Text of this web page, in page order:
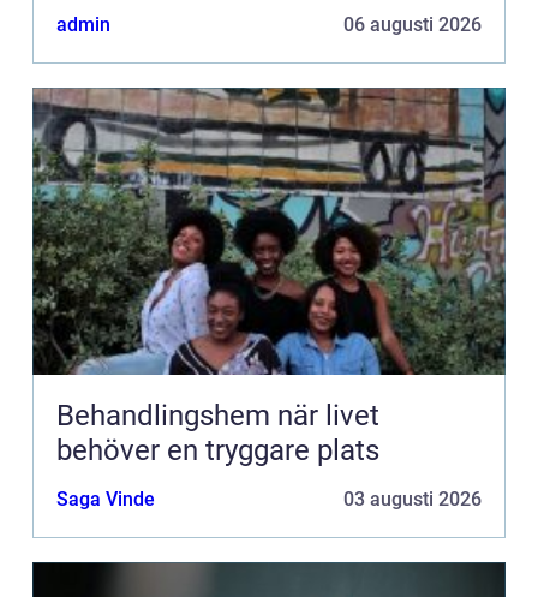
admin 06 augusti 2026
Behandlingshem när livet
behöver en tryggare plats
Saga Vinde 03 augusti 2026